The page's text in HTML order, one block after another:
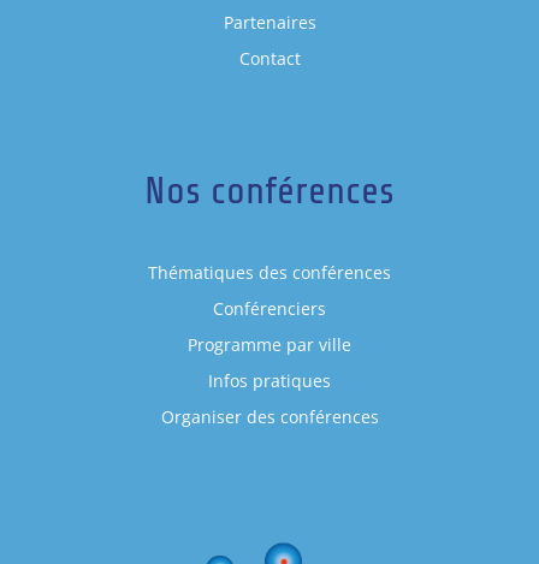
Partenaires
Contact
Nos conférences
Thématiques des conférences
Conférenciers
Programme par ville
Infos pratiques
Organiser des conférences